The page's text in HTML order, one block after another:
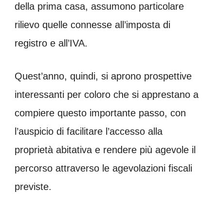
della prima casa, assumono particolare
rilievo quelle connesse all’imposta di
registro e all’IVA.
Quest’anno, quindi, si aprono prospettive
interessanti per coloro che si apprestano a
compiere questo importante passo, con
l’auspicio di facilitare l’accesso alla
proprietà abitativa e rendere più agevole il
percorso attraverso le agevolazioni fiscali
previste.